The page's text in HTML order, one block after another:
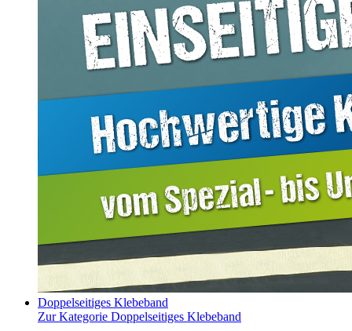
Doppelseitiges Klebeband
Zur Kategorie Doppelseitiges Klebeband